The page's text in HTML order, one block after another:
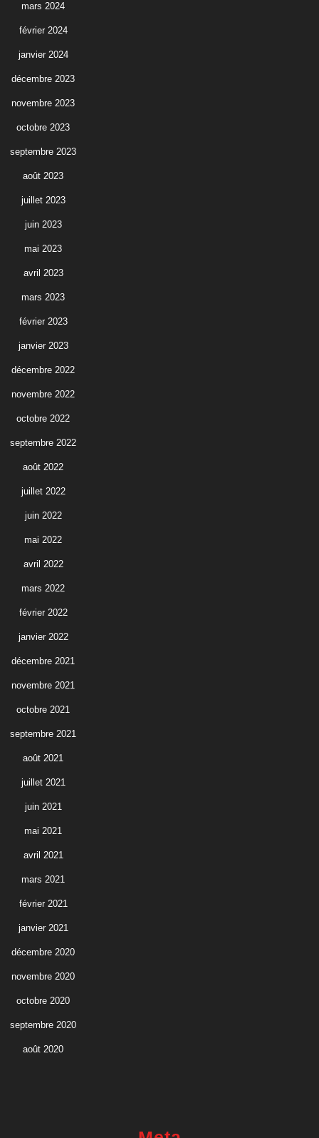
mars 2024
février 2024
janvier 2024
décembre 2023
novembre 2023
octobre 2023
septembre 2023
août 2023
juillet 2023
juin 2023
mai 2023
avril 2023
mars 2023
février 2023
janvier 2023
décembre 2022
novembre 2022
octobre 2022
septembre 2022
août 2022
juillet 2022
juin 2022
mai 2022
avril 2022
mars 2022
février 2022
janvier 2022
décembre 2021
novembre 2021
octobre 2021
septembre 2021
août 2021
juillet 2021
juin 2021
mai 2021
avril 2021
mars 2021
février 2021
janvier 2021
décembre 2020
novembre 2020
octobre 2020
septembre 2020
août 2020